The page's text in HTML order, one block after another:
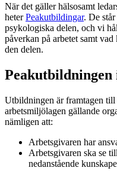
När det gäller hälsosamt
heterPeakutbildingar. De
psykologiska delen, och vi
påverkan på arbetet samt
den delen.
Utbildningen är framtagen
arbetsmiljölagen gällande
nämligen att:
Arbetsgivaren har
Arbetsgivaren ska se
nedanstående